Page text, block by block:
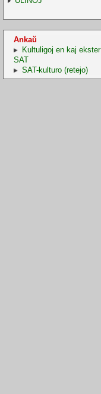
Ankaŭ
Kultuligoj en kaj ekster
SAT
SAT-kulturo (retejo)